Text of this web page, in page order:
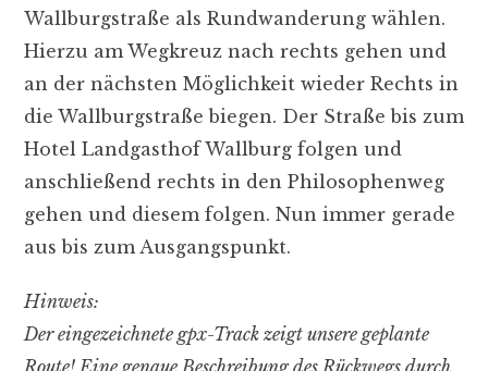
Wallburgstraße als Rundwanderung wählen.
Hierzu am Wegkreuz nach rechts gehen und
an der nächsten Möglichkeit wieder Rechts in
die Wallburgstraße biegen. Der Straße bis zum
Hotel Landgasthof Wallburg folgen und
anschließend rechts in den Philosophenweg
gehen und diesem folgen. Nun immer gerade
aus bis zum Ausgangspunkt.
Hinweis:
Der eingezeichnete gpx-Track zeigt unsere geplante
Route! Eine genaue Beschreibung des Rückwegs durch